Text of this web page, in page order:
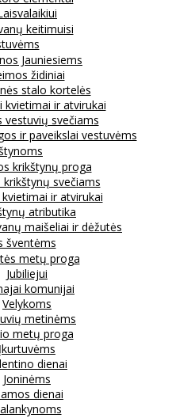
keitimuisi
Jauniesiems
židiniai
stalo kortelės
kvietimai ir atvirukai
vestuvių svečiams
ir paveikslai vestuvėms
krikštynų proga
svečiams
ir atvirukai
atributika
maišeliai ir dėžutės
šventėms
metų proga
Jubiliejui
komunijai
Velykoms
metinėms
metų proga
Įkurtuvėms
dienai
Joninėms
dienai